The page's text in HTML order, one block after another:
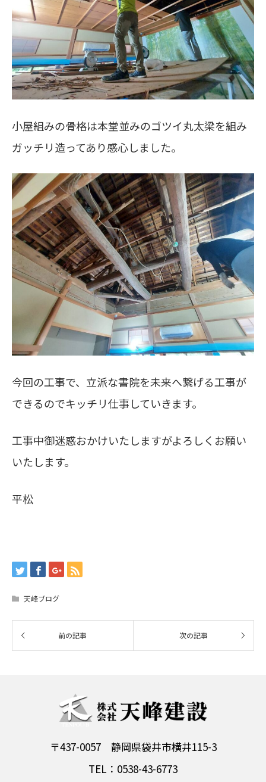
小屋組みの骨格は本堂並みのゴツイ丸太梁を組み
ガッチリ造ってあり感心しました。
今回の工事で、立派な書院を未来へ繋げる工事が
できるのでキッチリ仕事していきます。
工事中御迷惑おかけいたしますがよろしくお願い
いたします。
平松
天峰ブログ
〒437-0057 静岡県袋井市横井115-3
TEL：0538-43-6773